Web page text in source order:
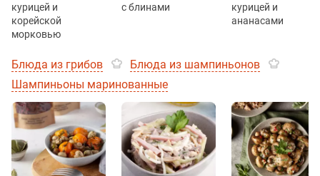
курицей и
корейской
морковью
с блинами
курицей и
ананасами
Блюда из грибов
Блюда из шампиньонов
Шампиньоны маринованные